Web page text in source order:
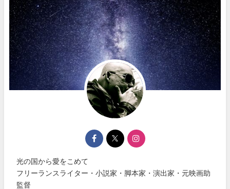
光の国から愛をこめて
フリーランスライター・小説家・脚本家・演出家・元映画助
監督